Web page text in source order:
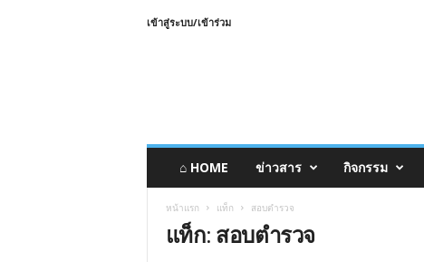
เข้าสู่ระบบ/เข้าร่วม
⌂ HOME ข่าวสาร กิจกรรม
หน้าแรก แท็ก สอบตำรวจ
แท็ก: สอบตำรวจ